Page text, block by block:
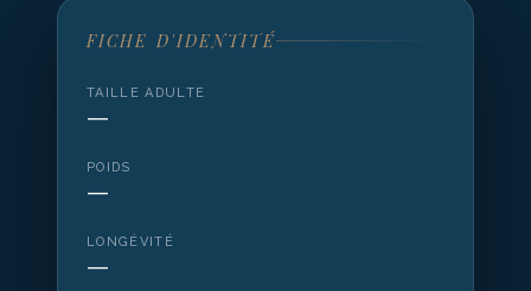
FICHE D'IDENTITÉ
TAILLE ADULTE
—
POIDS
—
LONGÉVITÉ
—